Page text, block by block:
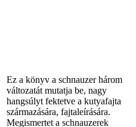
Ez a könyv a schnauzer három
változatát mutatja be, nagy
hangsúlyt fektetve a kutyafajta
származására, fajtaleírására.
Megismertet a schnauzerek